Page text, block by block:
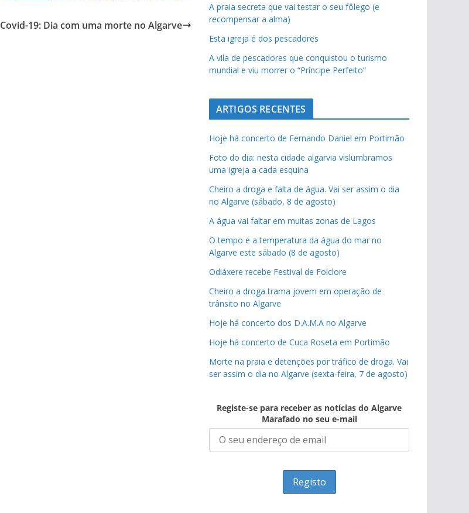
Covid-19: Dia com uma morte no Algarve
A praia secreta que vai testar o seu fôlego (e
recompensar a alma)
Esta igreja é dos pescadores
A vila de pescadores que conquistou o turismo
mundial e viu morrer o “Príncipe Perfeito”
ARTIGOS RECENTES
Hoje há concerto de Fernando Daniel em Portimão
Foto do dia: nesta cidade algarvia vislumbramos
uma igreja a cada esquina
Cheiro a droga e falta de água. Vai ser assim o dia
no Algarve (sábado, 8 de agosto)
A água vai faltar em muitas zonas de Lagos
O tempo e a temperatura da água do mar no
Algarve este sábado (8 de agosto)
Odiáxere recebe Festival de Folclore
Cheiro a droga trama jovem em operação de
trânsito no Algarve
Hoje há concerto dos D.A.M.A no Algarve
Hoje há concerto de Cuca Roseta em Portimão
Morte na praia e detenções por tráfico de droga. Vai
ser assim o dia no Algarve (sexta-feira, 7 de agosto)
Registe-se para receber as notícias do Algarve
Marafado no seu e-mail